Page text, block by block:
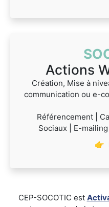
Actions
Création, Mise à
communication ou e-
Référencement |
Sociaux | E-
👉
CEP-SOCOTIC est